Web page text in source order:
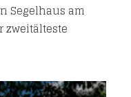
Segelhaus am
zweitälteste